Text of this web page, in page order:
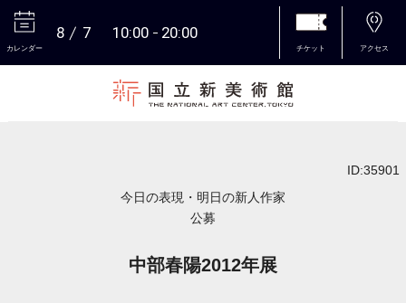
カレンダー
8 7 10:00 20:00
チケット アクセス
ID:35901
今日の表現・明日の新人作家
公募
中部春陽2012年展